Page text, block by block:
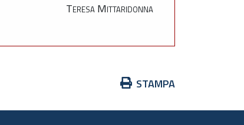
Teresa Mittaridonna
Azioni
documento
STAMPA